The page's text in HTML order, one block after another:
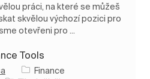
práci, na které se můžeš
skvělou výchozí pozici pro
otevřeni pro ...
Tools
Finance